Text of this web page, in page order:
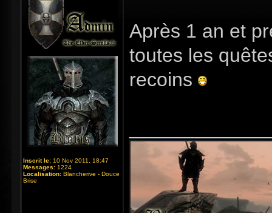
Inscrit le: 10 Nov 2011, 18:47
Messages: 1224
Localisation: Blancherive - Douce
Brise
Après 1 an et
toutes les
recoins